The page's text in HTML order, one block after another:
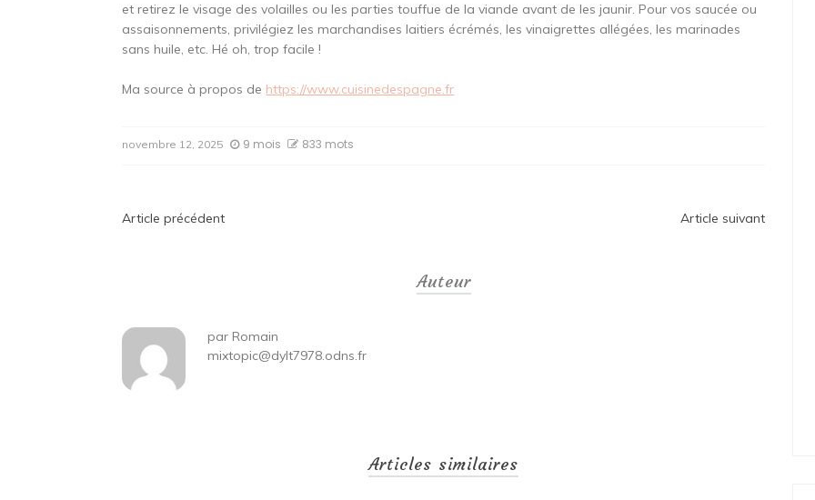
et retirez le visage des volailles ou les parties touffue de la viande avant de les jaunir. Pour vos saucée ou
assaisonnements, privilégiez les marchandises laitiers écrémés, les vinaigrettes allégées, les marinades
sans huile, etc. Hé oh, trop facile !
Ma source à propos de https://www.cuisinedespagne.fr
novembre 12, 2025 9 mois 833 mots
Navigation
Article précédent Article suivant
Auteur
par Romain
mixtopic@dylt7978.odns.fr
Articles similaires